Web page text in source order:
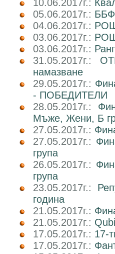
10.06.2017г.:
05.06.2017г.: ББФ
04.06.2017г.:
03.06.2017г.:
03.06.2017г.:
31.05.2017г.:
намазване
29.05.2017г.:
- ПОБЕДИТЕЛИ
28.05.2017г.:
Мъже, Жени, Б
27.05.2017г.:
27.05.2017г.:
група
26.05.2017г.:
група
23.05.2017г.:
година
21.05.2017г.:
21.05.2017г.:
17.05.2017г.: 17-
17.05.2017г.: